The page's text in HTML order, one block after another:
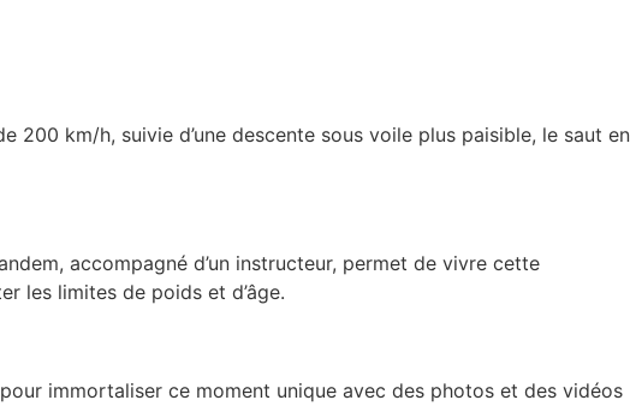
km/h, suivie d’une descente sous voile plus paisible, le saut en
accompagné d’un instructeur, permet de vivre cette
les limites de poids et d’âge.
immortaliser ce moment unique avec des photos et des vidéos